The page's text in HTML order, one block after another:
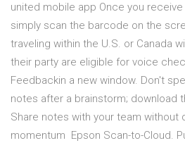
united mobile app Once you
simply scan the barcode on the
traveling within the U.S. or Canada
their party are eligible for voice
Feedbackin a new window. Don't
notes after a brainstorm; download
Share notes with your team without
momentum Epson Scan-to-Cloud.